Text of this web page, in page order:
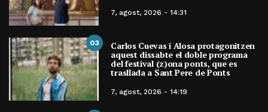
7, agost, 2026 - 14:31
03 Carlos Cuevas i Alosa protagonitzen
aquest dissabte el doble programa
del festival (z)ona ponts, que es
trasllada a Sant Pere de Ponts
7, agost, 2026 - 14:19